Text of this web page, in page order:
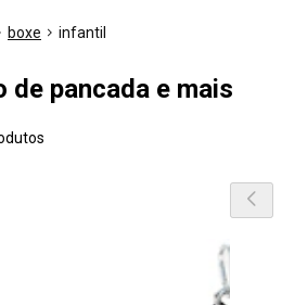
boxe infantil
pancada e mais